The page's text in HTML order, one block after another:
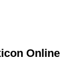
Online